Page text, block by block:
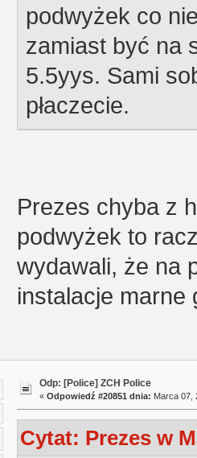
podwyżek co
zamiast być na
5.5yys. Sami
płaczecie.
Prezes chyba z
podwyżek to
wydawali, że na
instalacje marne
Odp: [Police] ZCH Police
« Odpowiedź #20851 dnia: Marca 07,
Cytat: Prezes w